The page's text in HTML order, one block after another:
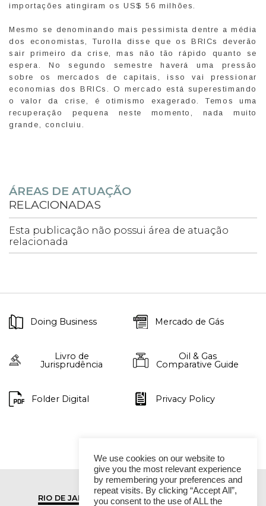
importações atingiram os US$ 56 milhões.
Mesmo se denominando mais pessimista dentre a média
dos economistas, Turolla disse que os BRICs deverão
sair primeiro da crise, mas não tão rápido quanto se
espera. No segundo semestre haverá uma pressão
sobre os mercados de capitais, isso vai pressionar
economias dos BRICs. O mercado está superestimando
o valor da crise, é otimismo exagerado. Temos uma
recuperação pequena neste momento, nada muito
grande, concluiu.
ÁREAS DE ATUAÇÃO
RELACIONADAS
Esta publicação não possui área de atuação
relacionada
Doing Business Mercado de Gás
Livro de
Jurisprudência
Oil & Gas
Comparative Guide
Folder Digital Privacy Policy
RIO DE JANEIRO SÃO PAULO
We use cookies on our website to
give you the most relevant experience
by remembering your preferences and
repeat visits. By clicking “Accept All”,
you consent to the use of ALL the